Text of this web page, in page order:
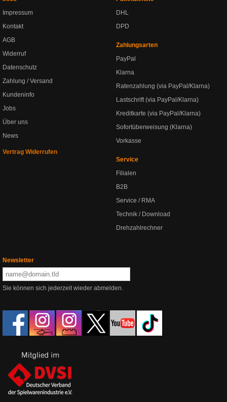
Impressum
Kontakt
AGB
Widerruf
Datenschutz
Zahlung / Versand
Kundeninfo
Jobs
Über uns
News
Vertrag Widerrufen
DHL
DPD
Zahlungsarten
PayPal
Klarna
Ratenzahlung (via PayPal/Klarna)
Lastschrift (via PayPal/Klarna)
Kreditkarte (via PayPal/Klarna)
Sofortüberweisung (Klarna)
Vorkasse
Service
Filialen
B2B
Service / RMA
Technik / Download
Drehzahlrechner
Newsletter
Sie können sich jederzeit wieder abmelden.